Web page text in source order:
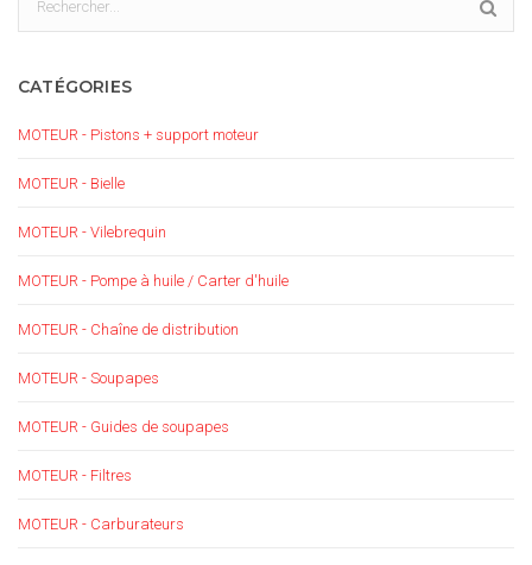
CATÉGORIES
MOTEUR - Pistons + support moteur
MOTEUR - Bielle
MOTEUR - Vilebrequin
MOTEUR - Pompe à huile / Carter d'huile
MOTEUR - Chaîne de distribution
MOTEUR - Soupapes
MOTEUR - Guides de soupapes
MOTEUR - Filtres
MOTEUR - Carburateurs